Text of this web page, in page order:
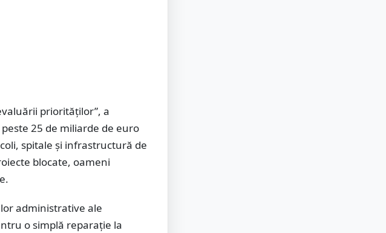
priorităților”, a
25 de miliarde de euro
spitale și infrastructură de
blocate, oameni
administrative ale
o simplă reparație la